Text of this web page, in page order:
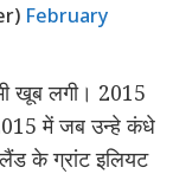
February
खूब लगी। 2015
में जब उन्हे कंधे
के ग्रांट इलियट